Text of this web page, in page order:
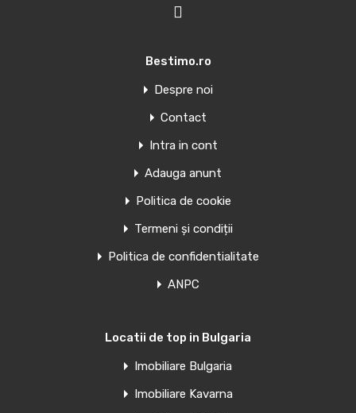
Bestimo.ro
Despre noi
Contact
Intra in cont
Adauga anunt
Politica de cookie
Termeni și condiții
Politica de confidentialitate
ANPC
Locatii de top in Bulgaria
Imobiliare Bulgaria
Imobiliare Kavarna